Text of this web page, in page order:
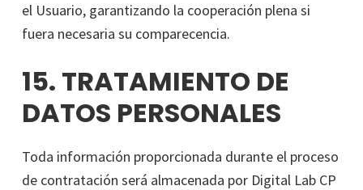
el Usuario, garantizando la cooperación plena si
fuera necesaria su comparecencia.
15. TRATAMIENTO DE
DATOS PERSONALES
Toda información proporcionada durante el proceso
de contratación será almacenada por Digital Lab CP